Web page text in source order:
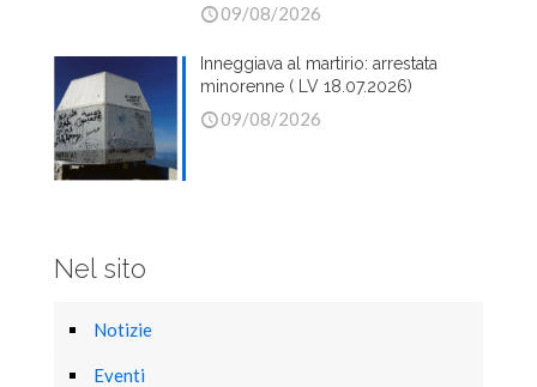
09/08/2026
Inneggiava al martirio: arrestata
minorenne ( LV 18.07.2026)
09/08/2026
Nel sito
Notizie
Eventi